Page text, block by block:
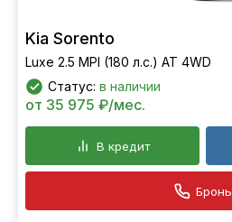
Kia Sorento
Luxe 2.5 MPI (180 л.с.) АТ 4WD
Статус: в наличии
от 35 975 ₽/мес.
В кредит
Бронь